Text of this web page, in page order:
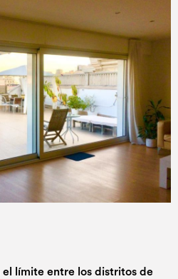
el límite entre los distritos de